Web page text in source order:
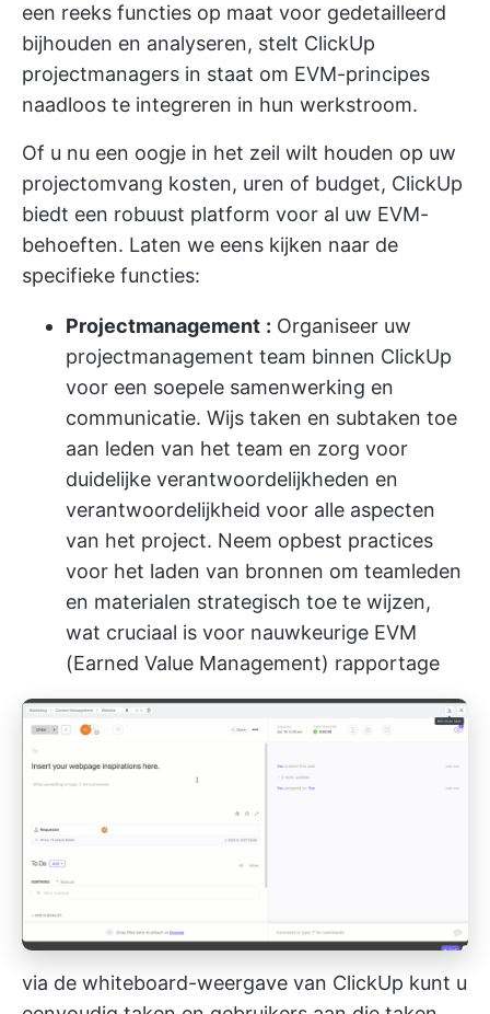
een reeks functies op maat voor gedetailleerd
bijhouden en analyseren, stelt ClickUp
projectmanagers in staat om EVM-principes
naadloos te integreren in hun werkstroom.
Of u nu een oogje in het zeil wilt houden op uw
projectomvang kosten, uren of budget, ClickUp
biedt een robuust platform voor al uw EVM-
behoeften. Laten we eens kijken naar de
specifieke functies:
Projectmanagement : Organiseer uw
projectmanagement team binnen ClickUp
voor een soepele samenwerking en
communicatie. Wijs taken en subtaken toe
aan leden van het team en zorg voor
duidelijke verantwoordelijkheden en
verantwoordelijkheid voor alle aspecten
van het project. Neem opbest practices
voor het laden van bronnen om teamleden
en materialen strategisch toe te wijzen,
wat cruciaal is voor nauwkeurige EVM
(Earned Value Management) rapportage
via de whiteboard-weergave van ClickUp kunt u